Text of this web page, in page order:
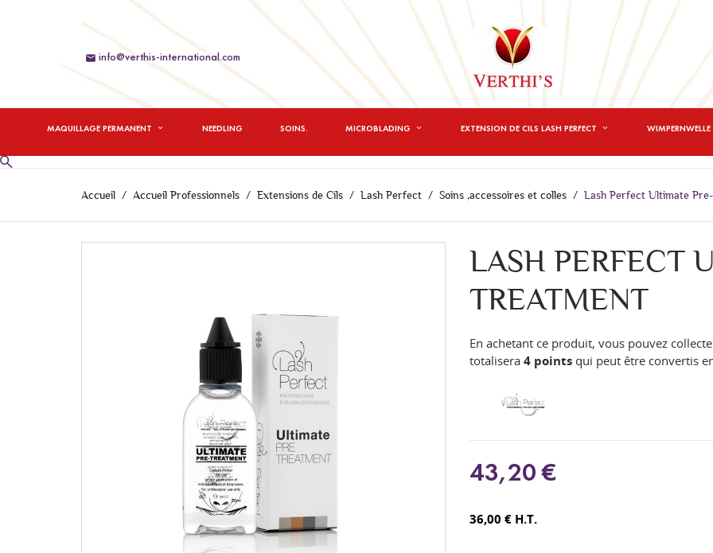
 info@verthis-international.com
MAQUILLAGE PERMANENT NEEDLING SOINS. MICROBLADING EXTENSION DE CILS LASH PERFECT
Accueil Accueil Professionnels Extensions de Cils Lash Perfect Soins ,accessoires et colles Lash Perfect Ultimate
LASH PERFECT
TREATMENT
En achetant ce produit, vous pouvez
totalisera 4points qui peut être convertis
43,20 €
36,00 € H.T.